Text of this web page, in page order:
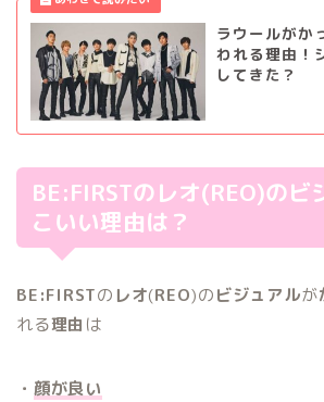
ラウールがか
われる理由！
してきた？
BE:FIRSTのレオ(REO)のビ
こいい理由は？
BE:FIRSTの レオ(REO)のビジュアルが
れる理由 は
・ 顔が良い